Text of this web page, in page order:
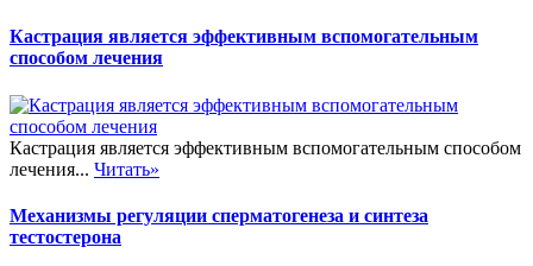
Кастрация является эффективным вспомогательным
способом лечения
Кастрация является эффективным вспомогательным способом
лечения... Читать»
Механизмы регуляции сперматогенеза и синтеза
тестостерона